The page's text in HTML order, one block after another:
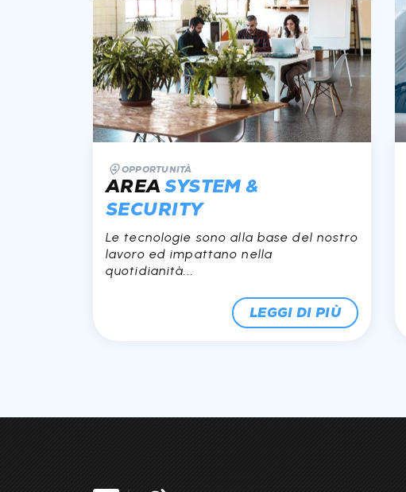
OPPORTUNITÀ
AREASYSTEM &
SECURITY
Le tecnologie sono alla base del nostro
lavoro ed impattano nella
quotidianità...
LEGGI DI PIÙ